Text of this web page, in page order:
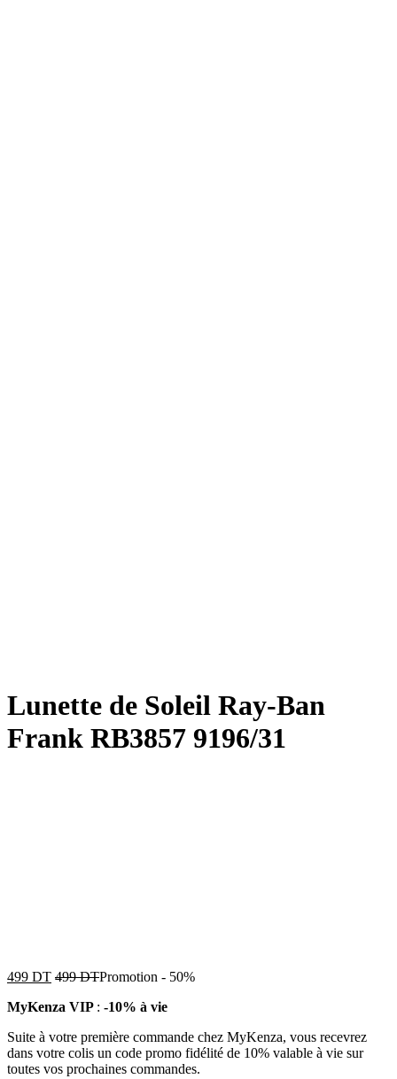
Lunette de Soleil Ray-Ban
Frank RB3857 9196/31
499 DT 499DTPromotion - 50%
MyKenza VIP : -10% à vie
Suite à votre première commande chez MyKenza, vous recevrez
dans votre colis un code promo fidélité de 10% valable à vie sur
toutes vos prochaines commandes.